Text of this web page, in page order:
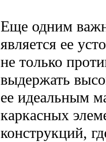
Еще одним
является ее
не только
выдержать
ее идеальным
каркасных
конструкций,